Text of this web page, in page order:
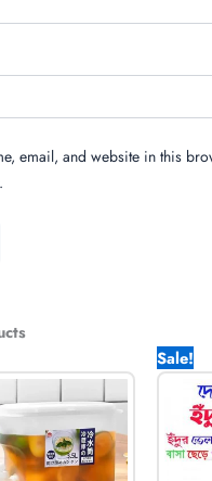
email, and website in this
price
was:
990.00৳ .
price
599.00৳ .
Sale!